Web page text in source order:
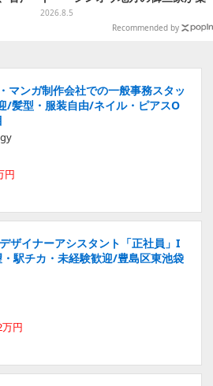
まった時計、ぬいぐるみなど記念
グッズ盛りだくさん
2026.8.5
Recommended by
マンガ制作会社での一般事務スタッ
/髪型・服装自由/ネイル・ピアスO
円
ザイナーアシスタント「正社員」I
駅チカ・未経験歓迎/豊島区東池袋
円